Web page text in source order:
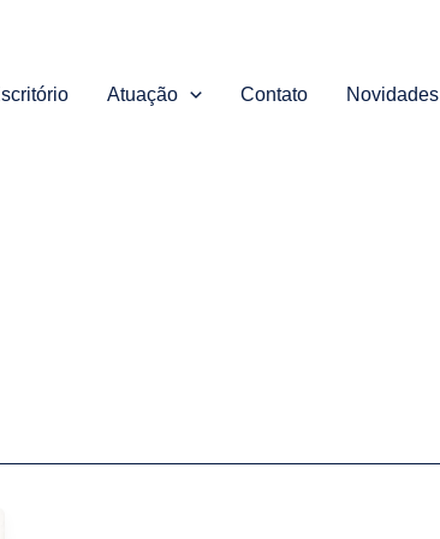
Atuação Contato Novidades